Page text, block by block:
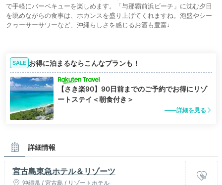
で手軽にバーベキューを楽しめます。「与那覇前浜ビーチ」に沈む夕日
を眺めながらの食事は、ホカンスを盛り上げてくれますね。泡盛やシー
クヮーサーサワーなど、沖縄らしさを感じるお酒も豊富♩
SALE お得に泊まるならこんなプランも！
【さき楽90】90日前までのご予約でお得にリゾ
ートステイ＜朝食付き＞
詳細を見る
詳細情報
宮古島東急ホテル＆リゾーツ
沖縄県 / 宮古島 / リゾートホテル